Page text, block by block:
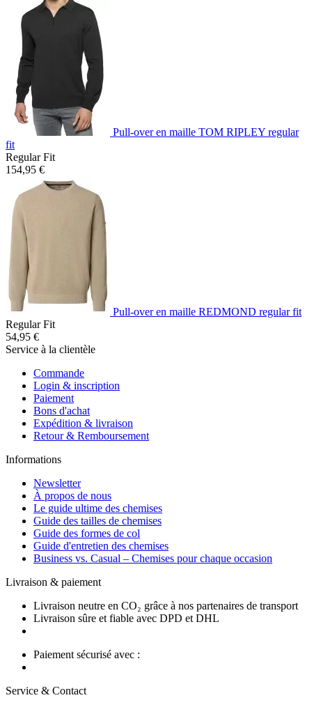
Pull-over en maille TOM RIPLEY regular
fit
Regular Fit
154,95 €
Pull-over en maille REDMOND regular fit
Regular Fit
54,95 €
Service à la clientèle
Commande
Login & inscription
Paiement
Bons d'achat
Expédition & livraison
Retour & Remboursement
Informations
Newsletter
À propos de nous
Le guide ultime des chemises
Guide des tailles de chemises
Guide des formes de col
Guide d'entretien des chemises
Business vs. Casual – Chemises pour chaque occasion
Livraison & paiement
Livraison neutre en CO₂ grâce à nos partenaires de transport
Livraison sûre et fiable avec DPD et DHL
Paiement sécurisé avec :
Service & Contact